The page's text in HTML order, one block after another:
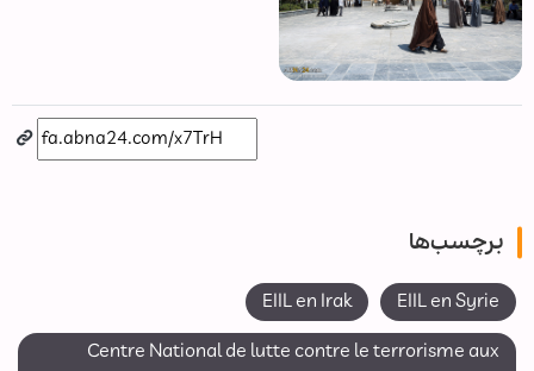
برچسب‌ها
EIIL en Syrie
EIIL en Irak
Centre National de lutte contre le terrorisme aux